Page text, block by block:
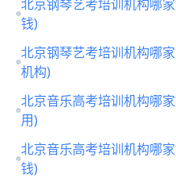
北京钢琴艺考培训机构哪
钱)
北京钢琴艺考培训机构哪
机构)
北京音乐高考培训机构哪
用)
北京音乐高考培训机构哪
钱)